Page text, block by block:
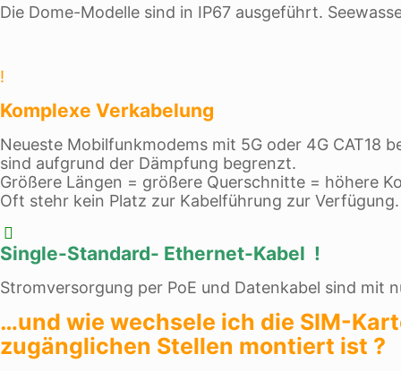
Die Dome-Modelle sind in IP67 ausgeführt.
!
Komplexe Verkabelung
Neueste Mobilfunkmodems mit 5G oder 4G CAT18
sind aufgrund der Dämpfung begrenzt.
Größere Längen = größere Querschnitte = höhere
Oft stehr kein Platz zur Kabelführung zur Verfügung.
Single-Standard- Ethernet-Kabel !
Stromversorgung per PoE und Datenkabel sind mit
…und wie wechsele ich die SIM-
zugänglichen Stellen montiert ist ?